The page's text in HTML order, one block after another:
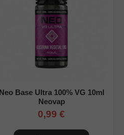
Neo Base Ultra 100% VG 10ml
Neovap
0,99 €